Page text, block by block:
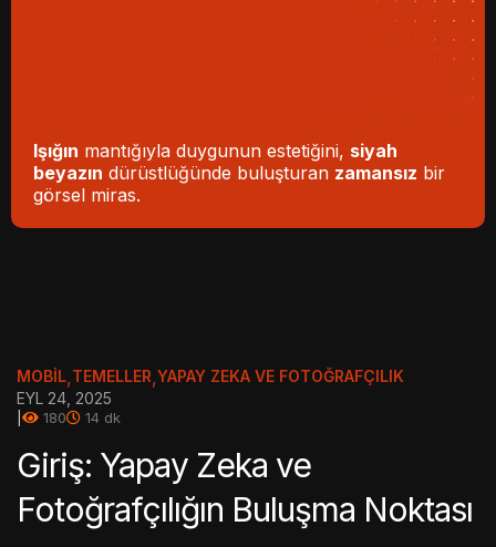
Işığın mantığıyla duygunun estetiğini, siyah
beyazın dürüstlüğünde buluşturan zamansız bir
görsel miras.
MOBIL,TEMELLER,YAPAY ZEKA VE FOTOĞRAFÇILIK
EYL 24, 2025
180 14 dk
Giriş: Yapay Zeka ve
Fotoğrafçılığın Buluşma Noktası